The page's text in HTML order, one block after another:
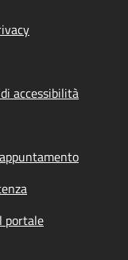
accessibilità
portale